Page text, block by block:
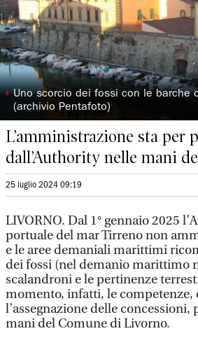
◗Uno scorcio dei fossi con le barche
(archivio Pentafoto)
L’amministrazione sta per
dall’Authority nelle mani
25 luglio 2024 09:19
LIVORNO. Dal 1° gennaio 2025
portuale del mar Tirreno non
e le aree demaniali marittimi
dei fossi (nel demanio marittimo
scalandroni e le pertinenze
momento, infatti, le competenze,
l’assegnazione delle concessioni,
mani del Comune di Livorno.